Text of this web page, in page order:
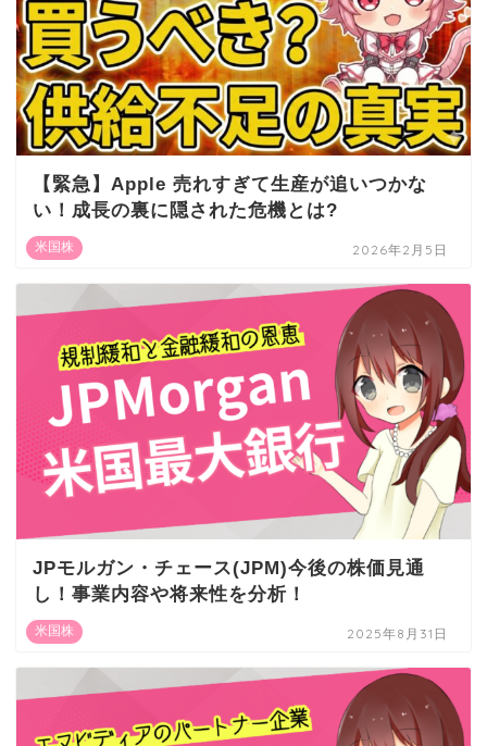
米国株
【緊急】Apple 売れすぎて生産が追いつかな
い！成長の裏に隠された危機とは?
2026年2月5日
米国株
JPモルガン・チェース(JPM)今後の株価見通
し！事業内容や将来性を分析！
2025年8月31日